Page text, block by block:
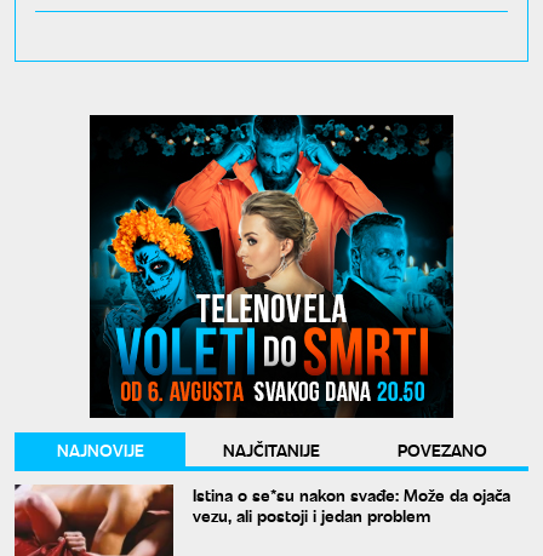
NAJNOVIJE NAJČITANIJE
POVEZANO
Istina o se*su nakon svađe: Može da ojača
vezu, ali postoji i jedan problem